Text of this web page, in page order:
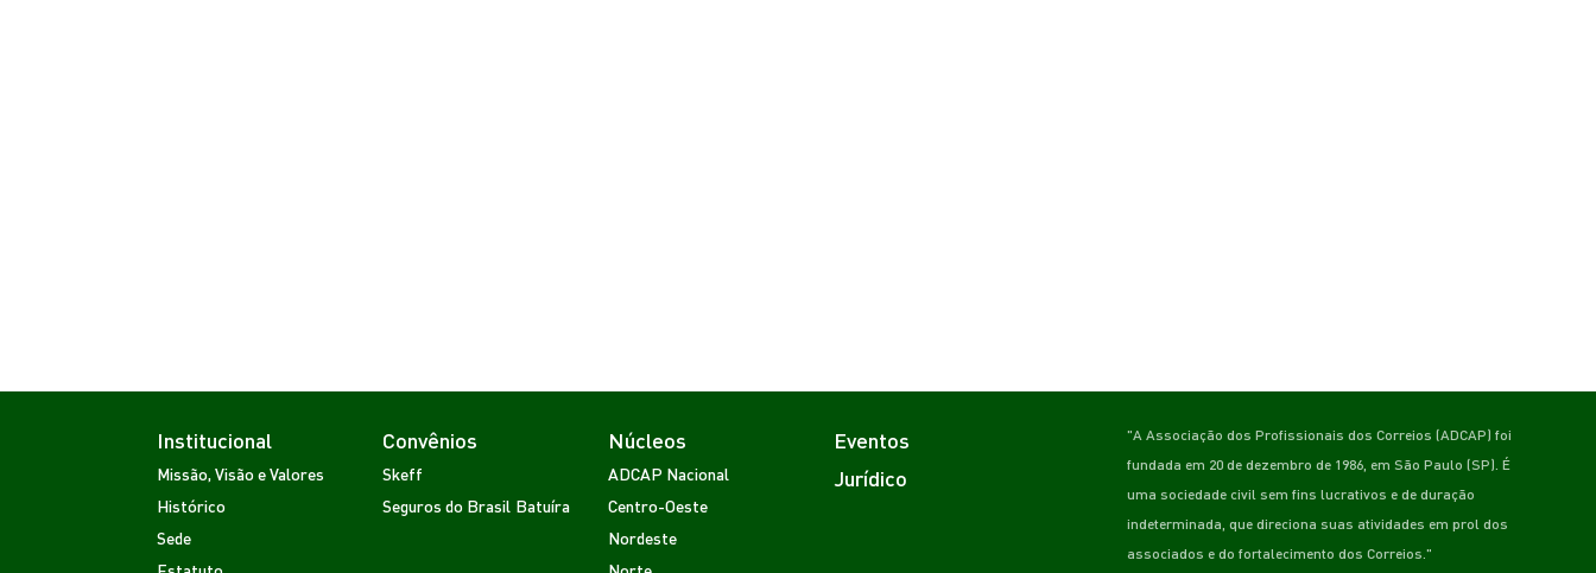
Institucional
Missão, Visão e Valores
Histórico
Sede
Convênios
Skeff
Seguros do Brasil Batuíra
Núcleos
ADCAP Nacional
Centro-Oeste
Nordeste
Eventos
Jurídico
"A Associação dos Profissionais dos Correios (ADCAP) foi
fundada em 20 de dezembro de 1986, em São Paulo (SP). É
uma sociedade civil sem fins lucrativos e de duração
indeterminada, que direciona suas atividades em prol dos
associados e do fortalecimento dos Correios."